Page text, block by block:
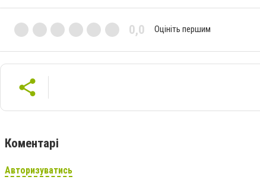
0,0 Оцініть першим
Коментарі
Авторизуватись